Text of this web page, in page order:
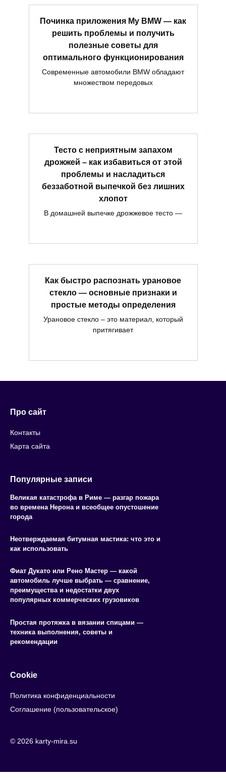
Починка приложения My BMW — как
решить проблемы и получить
полезные советы для
оптимального функционирования
Современные автомобили BMW обладают
множеством передовых
Тесто с неприятным запахом
дрожжей – как избавиться от этой
проблемы и насладиться
беззаботной выпечкой без лишних
хлопот
В домашней выпечке дрожжевое тесто —
Как быстро распознать урановое
стекло — основные признаки и
простые методы определения
Урановое стекло – это материал, который
притягивает
Про сайт
Контакты
Карта сайта
Популярные записи
Великая катастрофа в Риме — разгар пожара
во времена Нерона и всеобщее опустошение
города
Неотверждаемая битумная мастика: что это и
как использовать
Фиат Дукато или Рено Мастер — какой
автомобиль лучше выбрать — сравнение,
преимущества и недостатки двух
популярных коммерческих грузовиков
Простая протяжка в вязании спицами —
техника выполнения, советы и
рекомендации
Cookie
Политика конфиденциальности
Соглашение (пользовательское)
© 2026 karty-mira.su